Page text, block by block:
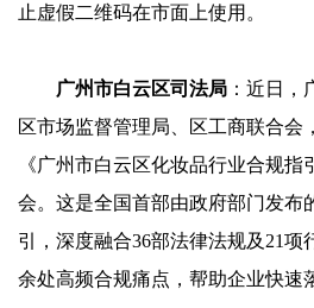
止虚假二维码在市面上使用。
广州市白云区司法局 ：近日，
区市场监督管理局、区工商联合会
《广州市白云区化妆品行业合规指
会。这是全国首部由政府部门发布
引，深度融合36部法律法规及21项
余处高频合规痛点，帮助企业快速